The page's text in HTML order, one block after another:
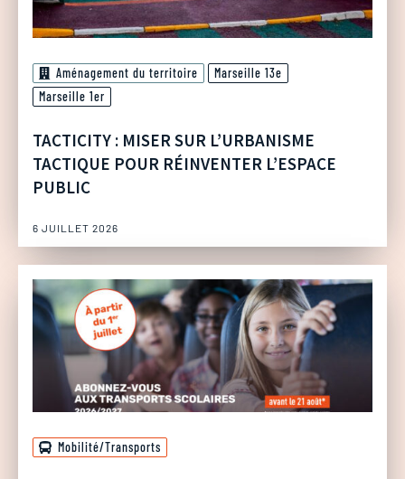
Aménagement du territoire
Marseille 13e
Marseille 1er
TACTICITY : MISER SUR L’URBANISME
TACTIQUE POUR RÉINVENTER L’ESPACE
PUBLIC
6 JUILLET 2026
Mobilité/Transports